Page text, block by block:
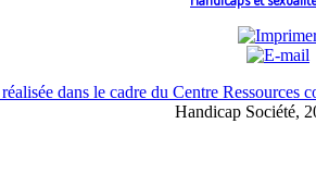
dans le cadre du Centre Ressources
Handicap Société,